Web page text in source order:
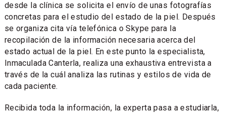
desde la clínica se solicita el envío de unas fotografías
concretas para el estudio del estado de la piel. Después
se organiza cita vía telefónica o Skype para la
recopilación de la información necesaria acerca del
estado actual de la piel. En este punto la especialista,
Inmaculada Canterla, realiza una exhaustiva entrevista a
través de la cuál analiza las rutinas y estilos de vida de
cada paciente.
Recibida toda la información, la experta pasa a estudiarla,